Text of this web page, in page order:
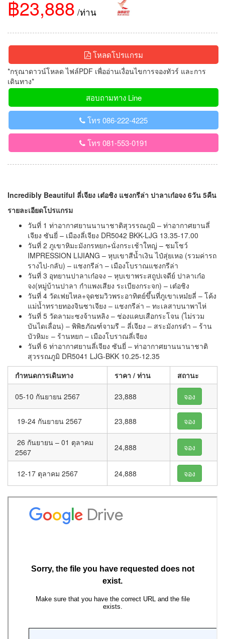
฿23,888 /ท่าน
โหลดโปรแกรม
*กรุณาดาวน์โหลด ไฟล์PDF เพื่ออ่านเงื่อนไขการจองทัวร์ และการ
เดินทาง*
สอบถามทาง Line
โทร 086-222-4225
โทร 081-553-0191
Incredibly Beautiful ลี่เจียง เต๋อชิง แชงกรีล่า ปาลาเก๋อจง 6วัน 5คืน
รายละเอียดโปรแกรม
วันที่ 1 ท่าอากาศยานนานาชาติสุวรรณภูมิ – ท่าอากาศยานลี่
เจียง ซันยี่ – เมืองลี่เจียง DR5042 BKK-LJG 13.35-17.00
วันที่ 2 ภูเขาหิมะมังกรหยก+นั่งกระเช้าใหญ่ – ชมโชว์
IMPRESSION LIJIANG – หุบเขาสีน้ำเงิน ไป๋สุ่ยเหอ (รวมค่ารถ
รางไป-กลับ) – แชงกรีล่า – เมืองโบราณแชงกรีล่า
วันที่ 3 อุทยานปาลาเก๋อจง – หุบเขาพระสถูปเจดีย์ ปาลาเก๋อ
จง(หมู่บ้านปาลา กำแพงเสียง ระเบียงกระจก) – เต๋อชิง
วันที่ 4 วัดเฟยไหล+จุดชมวิวพระอาทิตย์ขึ้นที่ภูเขาเหม๋ยลี่ – โค้ง
แม่น้ำทรายทองจินซาเจียง – แชงกรีล่า – ทะเลสาบนาพาไห่
วันที่ 5 วัดลามะซงจ้านหลิง – ช่องแคบเสือกระโจน (ไม่รวม
บันไดเลื่อน) – พิพิธภัณฑ์จามรี – ลี่เจียง – สระมังกรดำ – ร้าน
บัวหิมะ – ร้านหยก – เมืองโบราณลี่เจียง
วันที่ 6 ท่าอากาศยานลี่เจียง ซันยี่ – ท่าอากาศยานนานาชาติ
สุวรรณภูมิ DR5041 LJG-BKK 10.25-12.35
กำหนดการเดินทาง
ราคา / ท่าน สถานะ
05-10 กันยายน 2567 23,888 จอง
19-24 กันยายน 2567 23,888 จอง
26 กันยายน – 01 ตุลาคม
2567
24,888 จอง
12-17 ตุลาคม 2567 24,888 จอง